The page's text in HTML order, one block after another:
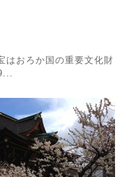
はおろか国の重要文化財